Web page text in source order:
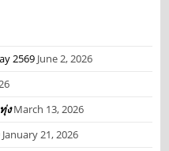
2569 June 2, 2026
ง March 13, 2026
January 21, 2026